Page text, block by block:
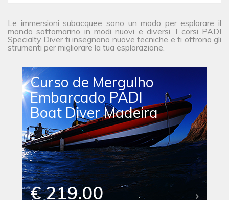
Le immersioni subacquee sono un modo per esplorare il
mondo sottomarino in modi nuovi e diversi. I corsi PADI
Specialty Diver ti insegnano nuove tecniche e ti offrono gli
strumenti per migliorare la tua esplorazione.
Curso de Mergulho
Embarcado PADI
Boat Diver Madeira
€ 219.00